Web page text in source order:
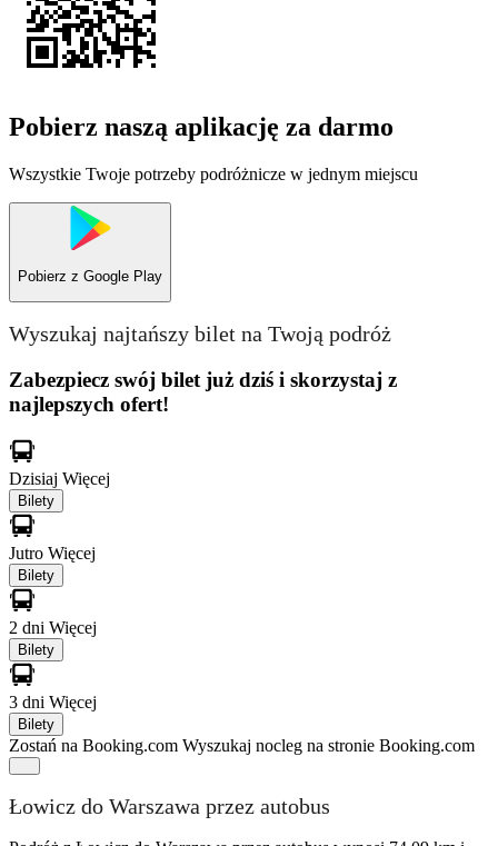
Pobierz naszą aplikację za darmo
Wszystkie Twoje potrzeby podróżnicze w jednym miejscu
Pobierz z Google Play
Wyszukaj najtańszy bilet na Twoją podróż
Zabezpiecz swój bilet już dziś i skorzystaj z
najlepszych ofert!
Dzisiaj Więcej
Bilety
Jutro Więcej
Bilety
2 dni Więcej
Bilety
3 dni Więcej
Bilety
Zostań na Booking.com Wyszukaj nocleg na stronie Booking.com
Łowicz do Warszawa przez autobus